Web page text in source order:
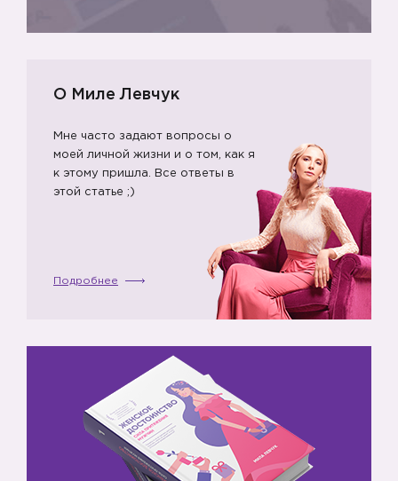
〰️
〰️
〰️
О Миле Левчук
Мне часто задают вопросы о
моей личной жизни и о том, как я
к этому пришла. Все ответы в
этой статье ;)
Подробнее